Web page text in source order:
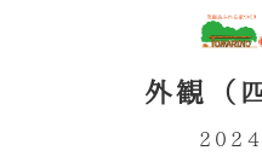
外観（